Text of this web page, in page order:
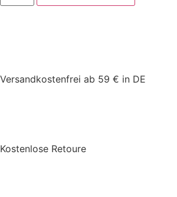
Versandkostenfrei ab 59 € in DE
Kostenlose Retoure